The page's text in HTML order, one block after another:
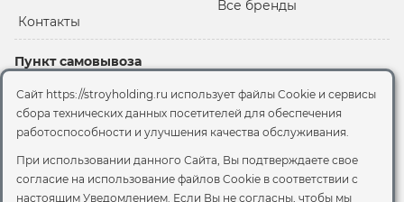
Контакты
Все бренды
Пункт самовывоза
2-й Иртышский проезд,
территория 2А стр.3
Офис
Москва, ул. Вятская, 49с1
Сайт https://stroyholding.ru использует файлы Cookie и сервисы
сбора технических данных посетителей для обеспечения
работоспособности и улучшения качества обслуживания.
При использовании данного Сайта, Вы подтверждаете свое
согласие на использование файлов Cookie в соответствии с
настоящим Уведомлением. Если Вы не согласны, чтобы мы